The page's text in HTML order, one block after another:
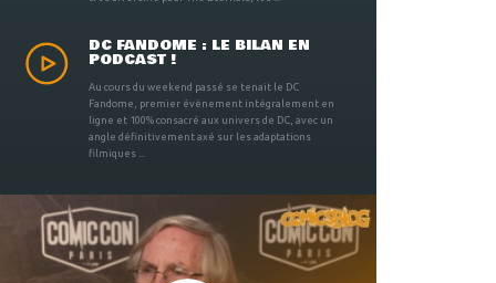
DC FANDOME : LE BILAN EN
PODCAST !
Au cours du weekend passé se tenait le DC
Fandome, premier évènement intégralement en
ligne et 100% consacré aux univers de DC, avec un
angle définitivement axé sur les adaptations
filmiques ...